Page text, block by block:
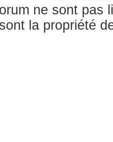
ne sont pas
la propriété